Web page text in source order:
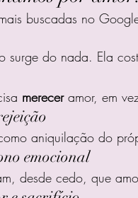
buscadas no
surge do nada. Ela
merecer amor, em
aniquilação do
emocional
desde cedo, que